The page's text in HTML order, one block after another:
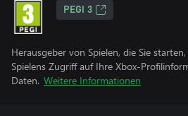
PEGI 3
Herausgeber von Spielen, die Sie
Spielens Zugriff auf Ihre Xbox-
Daten. Weitere Informationen